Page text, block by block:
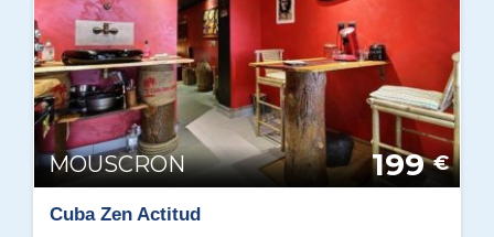
MOUSCRON 199 €
Cuba Zen Actitud